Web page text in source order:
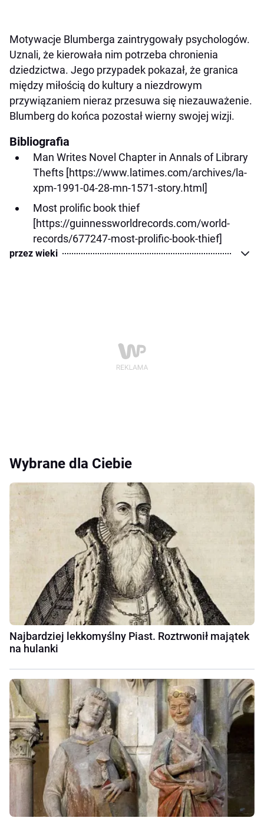
Motywacje Blumberga zaintrygowały psychologów.
Uznali, że kierowała nim potrzeba chronienia
dziedzictwa. Jego przypadek pokazał, że granica
między miłością do kultury a niezdrowym
przywiązaniem nieraz przesuwa się niezauważenie.
Blumberg do końca pozostał wierny swojej wizji.
Bibliografia
Man Writes Novel Chapter in Annals of Library
Thefts [https://www.latimes.com/archives/la-
xpm-1991-04-28-mn-1571-story.html]
Most prolific book thief
[https://guinnessworldrecords.com/world-
records/677247-most-prolific-book-thief]
przez wieki
Wybrane dla Ciebie
Najbardziej lekkomyślny Piast. Roztrwonił majątek
na hulanki